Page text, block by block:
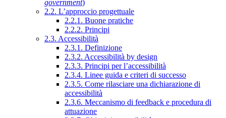
government)
2.2. L’approccio progettuale
2.2.1. Buone pratiche
2.2.2. Principi
2.3. Accessibilità
2.3.1. Definizione
2.3.2. Accessibilità by design
2.3.3. Principi per l’accessibilità
2.3.4. Linee guida e criteri di successo
2.3.5. Come rilasciare una dichiarazione di
accessibilità
2.3.6. Meccanismo di feedback e procedura di
attuazione